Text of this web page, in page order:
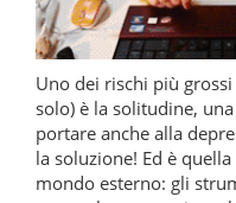
Uno dei rischi più
solo) è la solitudine,
portare anche alla
la soluzione! Ed è
mondo esterno: gli